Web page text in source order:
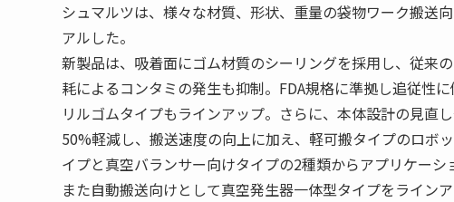
シュマルツは、様々な材質、形状、重量の袋物ワーク搬送
アルした。
新製品は、吸着面にゴム材質のシーリングを採用し、従来
耗によるコンタミの発生も抑制。FDA規格に準拠し追従性
リルゴムタイプもラインアップ。さらに、本体設計の見直
50%軽減し、搬送速度の向上に加え、軽可搬タイプのロボ
イプと真空バランサー向けタイプの2種類からアプリケーシ
また自動搬送向けとして真空発生器一体型タイプをライン